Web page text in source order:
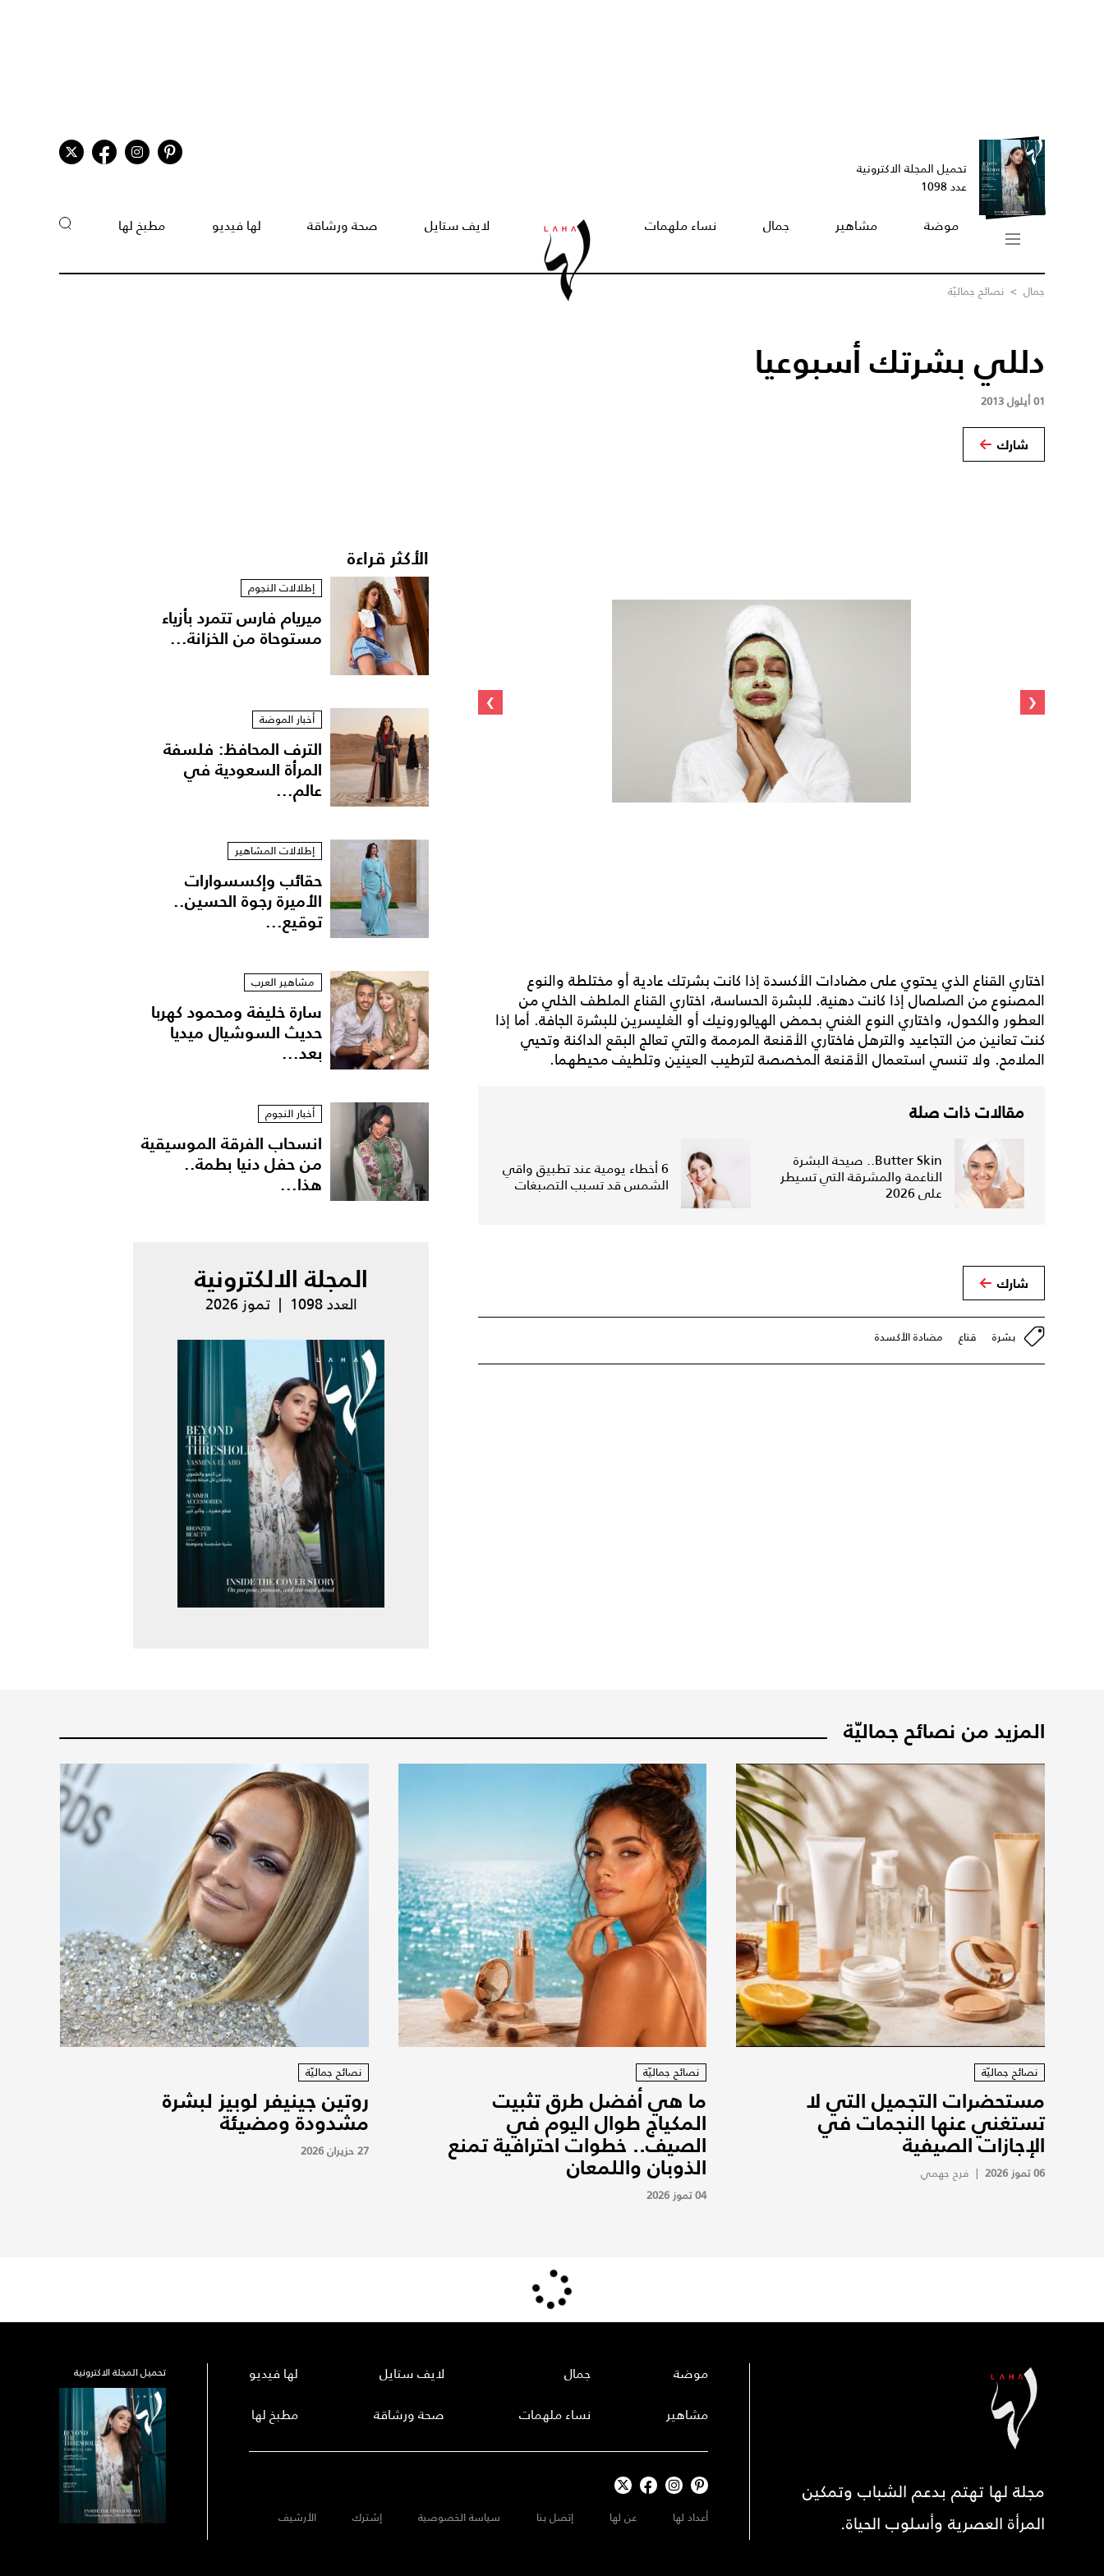
تحميل المجلة الاكترونية
عدد 1098
موضة مشاهير جمال نساء ملهمات لايف ستايل صحة ورشاقة لها فيديو مطبخ لها
جمال > نصائح جماليّة
دللي بشرتك أسبوعيا
01 أيلول 2013
شارك
‹
›
اختاري القناع الذي يحتوي على مضادات الأكسدة إذا كانت بشرتك عادية أو مختلطة والنوع
المصنوع من الصلصال إذا كانت دهنية. للبشرة الحساسة، اختاري القناع الملطف الخلي من
العطور والكحول، واختاري النوع الغني بحمض الهيالورونيك أو الغليسرين للبشرة الجافة. أما إذا
كنت تعانين من التجاعيد والترهل فاختاري الأقنعة المرممة والتي تعالج البقع الداكنة وتحيي
الملامح. ولا تنسي استعمال الأقنعة المخصصة لترطيب العينين وتلطيف محيطهما.
مقالات ذات صلة
Butter Skin.. صيحة البشرة
الناعمة والمشرقة التي تسيطر
على 2026
6 أخطاء يومية عند تطبيق واقي
الشمس قد تسبب التصبغات
شارك
بشرة قناع مضادة الأكسدة
الأكثر قراءة
إطلالات النجوم
ميريام فارس تتمرد بأزياء
مستوحاة من الخزانة...
أخبار الموضة
الترف المحافظ: فلسفة
المرأة السعودية في
عالم...
إطلالات المشاهير
حقائب وإكسسوارات
الأميرة رجوة الحسين..
توقيع...
مشاهير العرب
سارة خليفة ومحمود كهربا
حديث السوشيال ميديا
بعد...
أخبار النجوم
انسحاب الفرقة الموسيقية
من حفل دنيا بطمة..
هذا...
المجلة الالكترونية
العدد 1098 | تموز 2026
المزيد من نصائح جماليّة
نصائح جماليّة
مستحضرات التجميل التي لا
تستغني عنها النجمات في
الإجازات الصيفية
06 تموز 2026 | فرح جهمي
نصائح جماليّة
ما هي أفضل طرق تثبيت
المكياج طوال اليوم في
الصيف.. خطوات احترافية تمنع
الذوبان واللمعان
04 تموز 2026
نصائح جماليّة
روتين جينيفر لوبيز لبشرة
مشدودة ومضيئة
27 حزيران 2026
مجلة لها تهتم بدعم الشباب وتمكين
المرأة العصرية وأسلوب الحياة.
موضة
مشاهير
جمال
نساء ملهمات
لايف ستايل
صحة ورشاقة
لها فيديو
مطبخ لها
أعداد لها عن لها إتصل بنا سياسة الخصوصية إشترك الأرشيف
تحميل المجلة الاكترونية